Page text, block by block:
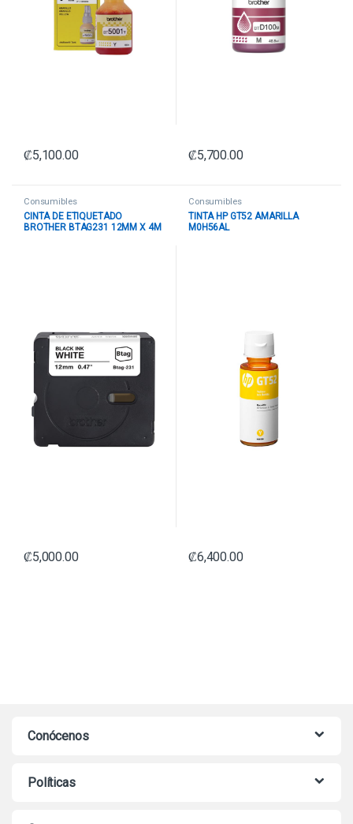
₡5,100.00 ₡5,700.00
Consumibles
CINTA DE ETIQUETADO
BROTHER BTAG231 12MM X 4M
₡5,000.00
Consumibles
TINTA HP GT52 AMARILLA
M0H56AL
₡6,400.00
Conócenos
Políticas